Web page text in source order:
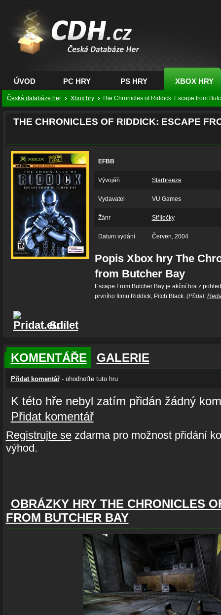
CDH.cz - hry na PC,
PS, XBOX - Česká
databáze her
ÚVOD PC HRY PS HRY XBOX HRY
Česká databáze her Xbox hry The Chronicles of Riddick: Escape from
THE CHRONICLES OF RIDDICK: ESCAPE
EFBB
Vývojáři Starbreeze
Vydavatel VU Games
Žánr Střílečky
Datum vydání Červen, 2004
Popis Xbox hry The
from Butcher Bay
Escape From Butcher Bay je akční hra z
prvního filmu Riddick, Pitch Black.(Přidal:
Sdílet
KOMENTÁŘE GALERIE
Přidat komentář- ohodnoťte tuto hru
K této hře nebyl zatím přidán žádný
Přidat komentář
Registrujte sezdarma pro možnost přidání
výhod.
OBRÁZKY HRY THE CHRONICLES
FROM BUTCHER BAY